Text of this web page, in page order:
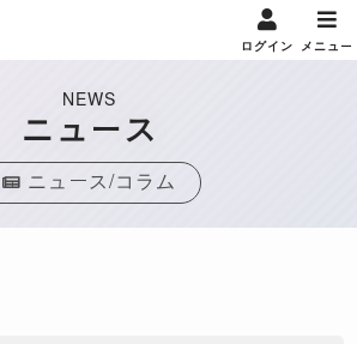
ログイン メニュー
NEWS
ニュース
ニュース/コラム